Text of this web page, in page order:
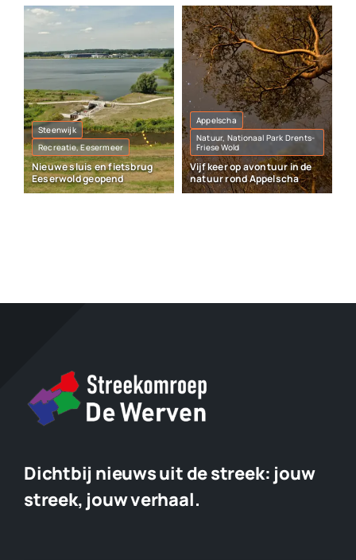
Steenwijk
Recreatie, Eesermeer
Nieuwe sluis en fietsbrug
Eeserwold geopend
Appelscha
Natuur, Nationaal Park Drents-
Friese Wold
Vijf keer op avontuur in de
natuur rond Appelscha
Dichtbij nieuws uit de streek: jouw
streek, jouw verhaal.